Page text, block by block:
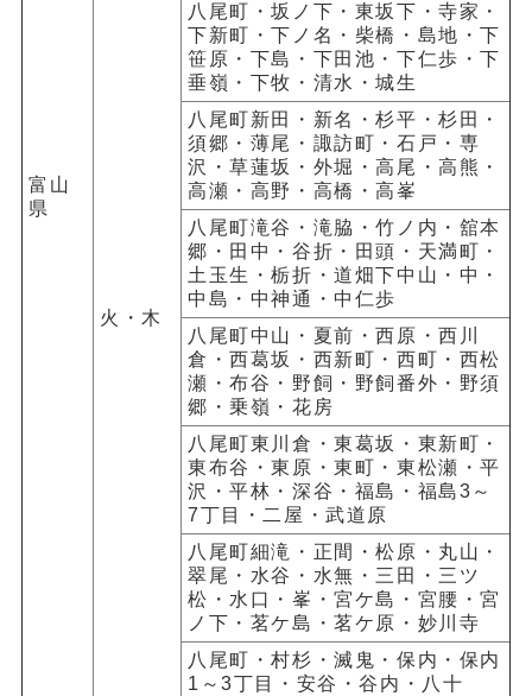
富山
県
火・木
八尾町・坂ノ下・東坂下・寺家・
下新町・下ノ名・柴橋・島地・下
笹原・下島・下田池・下仁歩・下
垂嶺・下牧・清水・城生
八尾町新田・新名・杉平・杉田・
須郷・薄尾・諏訪町・石戸・専
沢・草蓮坂・外堀・高尾・高熊・
高瀬・高野・高橋・高峯
八尾町滝谷・滝脇・竹ノ内・舘本
郷・田中・谷折・田頭・天満町・
土玉生・栃折・道畑下中山・中・
中島・中神通・中仁歩
八尾町中山・夏前・西原・西川
倉・西葛坂・西新町・西町・西松
瀬・布谷・野飼・野飼番外・野須
郷・乗嶺・花房
八尾町東川倉・東葛坂・東新町・
東布谷・東原・東町・東松瀬・平
沢・平林・深谷・福島・福島3～
7丁目・二屋・武道原
八尾町細滝・正間・松原・丸山・
翠尾・水谷・水無・三田・三ツ
松・水口・峯・宮ケ島・宮腰・宮
ノ下・茗ケ島・茗ケ原・妙川寺
八尾町・村杉・滅鬼・保内・保内
1～3丁目・安谷・谷内・八十